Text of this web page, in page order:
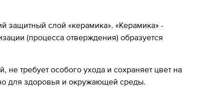
защитный слой «керамика». «Керамика» -
(процесса отверждения) образуется
требует особого ухода и сохраняет цвет на
для здоровья и окружающей среды.